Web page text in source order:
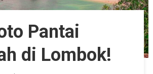
Pantai
di Lombok!